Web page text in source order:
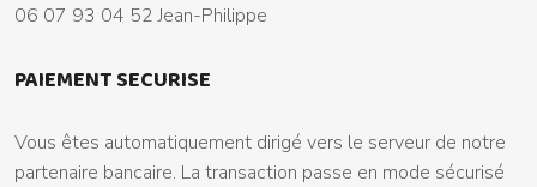
06 07 93 04 52 Jean-Philippe
PAIEMENT SECURISE
Vous êtes automatiquement dirigé vers le serveur de notre
partenaire bancaire. La transaction passe en mode sécurisé